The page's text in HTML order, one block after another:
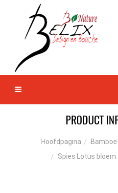
PRODUCT
Hoofdpagina Bamboe
Spies Lotus